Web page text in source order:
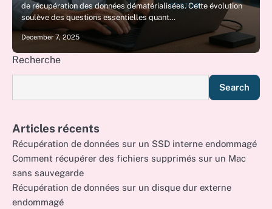
de récupération des données dématérialisées. Cette évolution
soulève des questions essentielles quant…
December 7, 2025
Recherche
Search
Articles récents
Récupération de données sur un SSD interne endommagé
Comment récupérer des fichiers supprimés sur un Mac
sans sauvegarde
Récupération de données sur un disque dur externe
endommagé